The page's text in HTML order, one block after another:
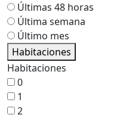
Últimas 48 horas
Última semana
Último mes
Habitaciones
Habitaciones
0
1
2